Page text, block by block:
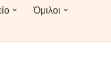
Όμιλοι